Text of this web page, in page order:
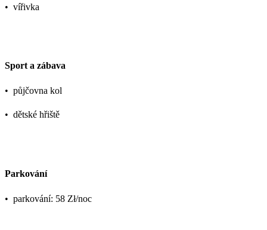
• vířivka
Sport a zábava
• půjčovna kol
• dětské hřiště
Parkování
• parkování: 58 Zł/noc